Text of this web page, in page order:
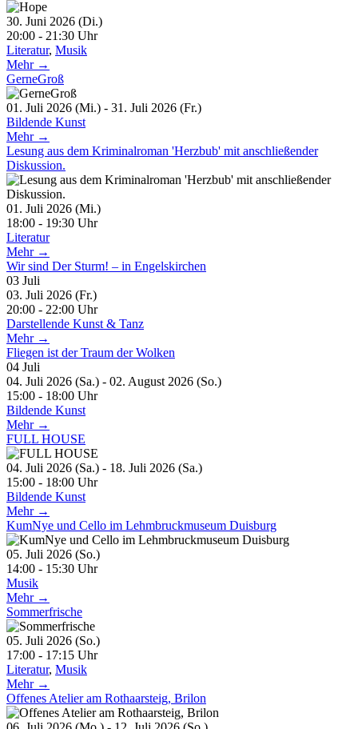
30. Juni 2026 (Di.)
20:00 - 21:30 Uhr
Literatur, Musik
Mehr →
GerneGroß
01. Juli 2026 (Mi.) - 31. Juli 2026 (Fr.)
Bildende Kunst
Mehr →
Lesung aus dem Kriminalroman 'Herzbub' mit anschließender
Diskussion.
01. Juli 2026 (Mi.)
18:00 - 19:30 Uhr
Literatur
Mehr →
Wir sind Der Sturm! – in Engelskirchen
03 Juli
03. Juli 2026 (Fr.)
20:00 - 22:00 Uhr
Darstellende Kunst & Tanz
Mehr →
Fliegen ist der Traum der Wolken
04 Juli
04. Juli 2026 (Sa.) - 02. August 2026 (So.)
15:00 - 18:00 Uhr
Bildende Kunst
Mehr →
FULL HOUSE
04. Juli 2026 (Sa.) - 18. Juli 2026 (Sa.)
15:00 - 18:00 Uhr
Bildende Kunst
Mehr →
KumNye und Cello im Lehmbruckmuseum Duisburg
05. Juli 2026 (So.)
14:00 - 15:30 Uhr
Musik
Mehr →
Sommerfrische
05. Juli 2026 (So.)
17:00 - 17:15 Uhr
Literatur, Musik
Mehr →
Offenes Atelier am Rothaarsteig, Brilon